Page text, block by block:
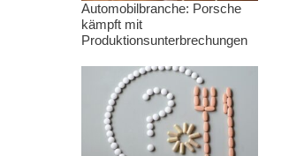
Automobilbranche: Porsche
kämpft mit
Produktionsunterbrechungen